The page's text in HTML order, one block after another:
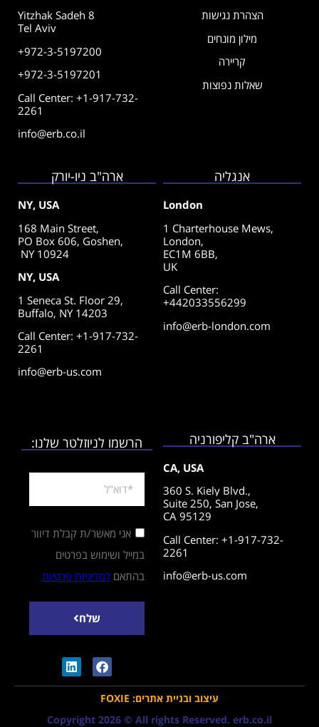
הצהרת נגישות
מילון מונחים
קריירה
שאלות נפוצות
Yitzhak Sadeh 8
Tel Aviv
+972-3-5197200
+972-3-5197201
Call Center: +1-917-732-
2261
info@erb.co.il
אנגליה
London
1 Charterhouse Mews,
London,
EC1M 6BB,
UK
Call Center:
+442033556299
info@erb-london.com
ארה"ב ניו-יורק
NY, USA
168 Main Street,
PO Box 606, Goshen,
NY 10924
NY, USA
1 Seneca St. Floor 29,
Buffalo, NY 14203
Call Center: +1-917-732-
2261
info@erb-us.com
ארה"ב קליפורניה
CA, USA
360 S. Kiely Blvd.,
Suite 250, San Jose,
CA 95129
Call Center: +1-917-732-
2261
info@erb-us.com
הרשמו לניוזלטר שלנו:
אני מאשר/ת קבלת דיוור
במייל ושימוש בפרטים
בהתאם למדיניות פרטיות
שלח
עיצוב ובניית אתרים: FOXIE
Copyright 2026 © All rights Reserved. erb.co.il